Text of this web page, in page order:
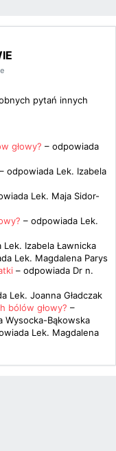
pytań innych
głowy? – odpowiada
– odpowiada Lek. Izabela
Lek. Maja Sidor-
– odpowiada Lek.
Lek. Izabela Ławnicka
Lek. Magdalena Parys
– odpowiada Dr n.
Lek. Joanna Gładczak
bólów głowy? –
Wysocka-Bąkowska
Lek. Magdalena